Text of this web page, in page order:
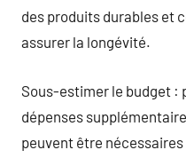
des produits durables et
assurer la longévité.
Sous-estimer le budget :
dépenses
peuvent être